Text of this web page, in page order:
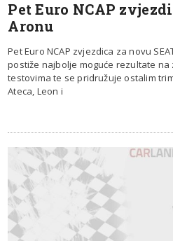
Pet Euro NCAP
Aronu
Pet Euro NCAP zvjezdica za novu
postiže najbolje moguće rezultate na
testovima te se pridružuje ostalim
Ateca, Leon i